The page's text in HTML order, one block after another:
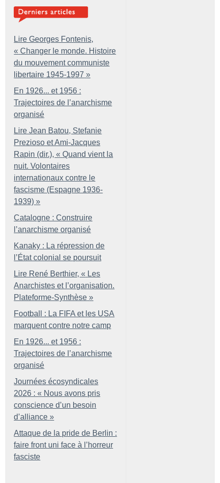
Lire Georges Fontenis,
« Changer le monde. Histoire
du mouvement communiste
libertaire 1945-1997 »
En 1926... et 1956 :
Trajectoires de l’anarchisme
organisé
Lire Jean Batou, Stefanie
Prezioso et Ami-Jacques
Rapin (dir.), « Quand vient la
nuit. Volontaires
internationaux contre le
fascisme (Espagne 1936-
1939) »
Catalogne : Construire
l’anarchisme organisé
Kanaky : La répression de
l’État colonial se poursuit
Lire René Berthier, « Les
Anarchistes et l’organisation.
Plateforme-Synthèse »
Football : La FIFA et les USA
marquent contre notre camp
En 1926... et 1956 :
Trajectoires de l’anarchisme
organisé
Journées écosyndicales
2026 : « Nous avons pris
conscience d’un besoin
d’alliance »
Attaque de la pride de Berlin :
faire front uni face à l’horreur
fasciste